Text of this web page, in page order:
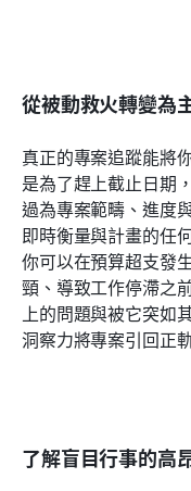
從被動救火轉變為
真正的專案追蹤能將
是為了趕上截止日期
過為專案範疇、進度
即時衡量與計畫的任
你可以在預算超支發
頸、導致工作停滯之
上的問題與被它突如
洞察力將專案引回正
了解盲目行事的高